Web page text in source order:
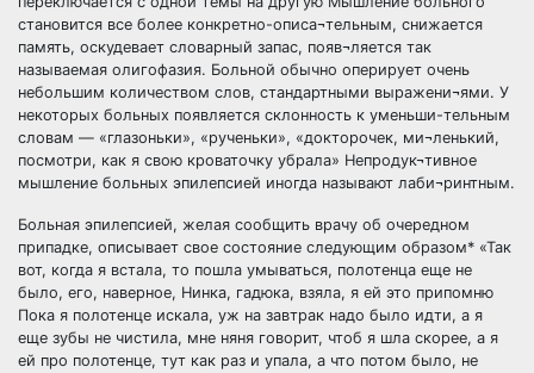
становится все более конкретно-описа¬тельным, снижается
память, оскудевает словарный запас, появ¬ляется так
называемая олигофазия. Больной обычно оперирует очень
небольшим количеством слов, стандартными выражени¬ями. У
некоторых больных появляется склонность к уменьши-тельным
словам — «глазоньки», «рученьки», «докторочек, ми¬ленький,
посмотри, как я свою кроваточку убрала» Непродук¬тивное
мышление больных эпилепсией иногда называют лаби¬ринтным.
Больная эпилепсией, желая сообщить врачу об очередном
припадке, описывает свое состояние следующим образом* «Так
вот, когда я встала, то пошла умываться, полотенца еще не
было, его, наверное, Нинка, гадюка, взяла, я ей это припомню
Пока я полотенце искала, уж на завтрак надо было идти, а я
еще зубы не чистила, мне няня говорит, чтоб я шла скорее, а я
ей про полотенце, тут как раз и упала, а что потом было, не